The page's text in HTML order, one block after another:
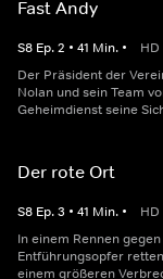
Fast Andy
S8 Ep.2 • 41 Min. • HD
Der Präsident der
Nolan und sein Team
Geheimdienst seine
Der rote Ort
S8 Ep.3 • 41 Min. • HD
In einem Rennen
Entführungsopfer
einem größeren